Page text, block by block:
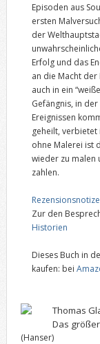
Episoden aus
ersten
der
Erfolg und das
an die Macht
auch in ein
Gefängnis, in
Ereignissen
geheilt,
ohne Malerei ist
wieder zu malen
zahlen.
Zur den
Historien
Dieses Buch in
kaufen: bei
Thomas
Das
(Hanser)